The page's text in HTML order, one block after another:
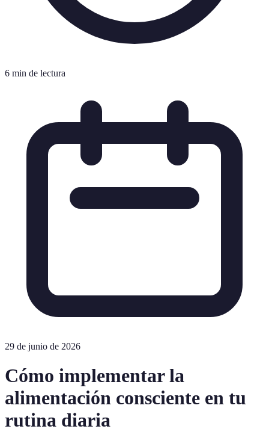
6 min de lectura
29 de junio de 2026
Cómo implementar la
alimentación consciente en tu
rutina diaria